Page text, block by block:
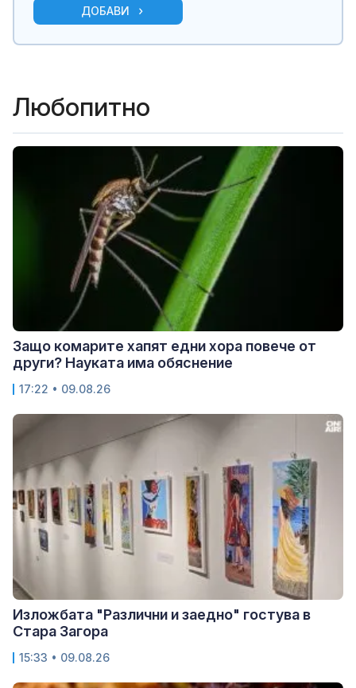
ДОБАВИ
Любопитно
Защо комарите хапят едни хора повече от
други? Науката има обяснение
17:22 • 09.08.26
Изложбата "Различни и заедно" гостува в
Стара Загора
15:33 • 09.08.26